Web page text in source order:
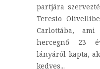
partjára
Teresio
Carlottába,
hercegnő 23
lányáról kapta,
kedves...